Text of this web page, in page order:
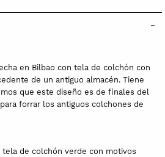
en Bilbao con tela de colchón con
de un antiguo almacén. Tiene
que este diseño es de finales del
forrar los antiguos colchones de
tela de colchón verde con motivos